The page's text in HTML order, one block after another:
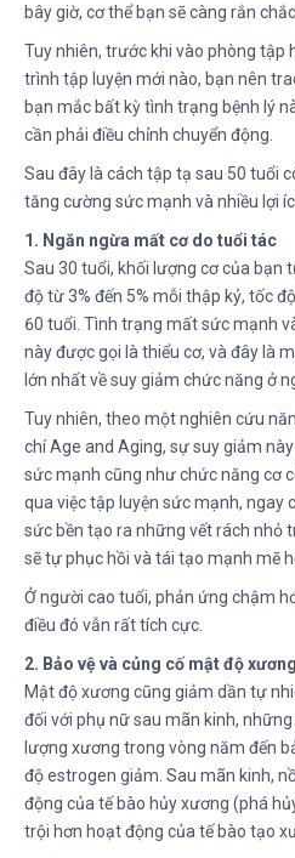
bây giờ, cơ thể bạn sẽ càng rắn
Tuy nhiên, trước khi vào phòng tập
trình tập luyện mới nào, bạn nên
bạn mắc bất kỳ tình trạng bệnh lý
cần phải điều chỉnh chuyển động.
Sau đây là cách tập tạ sau 50 tuổi
tăng cường sức mạnh và nhiều lợi
1. Ngăn ngừa mất cơ do tuổi tác
Sau 30 tuổi, khối lượng cơ của bạn
độ từ 3% đến 5% mỗi thập kỷ, tốc
60 tuổi. Tình trạng mất sức mạnh
này được gọi là thiểu cơ, và đây là
lớn nhất về suy giảm chức năng ở
Tuy nhiên, theo một nghiên cứu
chí Age and Aging, sự suy giảm
sức mạnh cũng như chức năng cơ
qua việc tập luyện sức mạnh, ngay
sức bền tạo ra những vết rách nhỏ
sẽ tự phục hồi và tái tạo mạnh mẽ
Ở người cao tuổi, phản ứng chậm
điều đó vẫn rất tích cực.
2. Bảo vệ và củng cố mật độ
Mật độ xương cũng giảm dần tự
đối với phụ nữ sau mãn kinh,
lượng xương trong vòng năm đến
độ estrogen giảm. Sau mãn kinh,
động của tế bào hủy xương (phá
trội hơn hoạt động của tế bào tạo